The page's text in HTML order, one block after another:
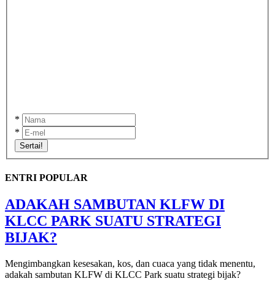
*
*
Sertai!
ENTRI POPULAR
ADAKAH SAMBUTAN KLFW DI
KLCC PARK SUATU STRATEGI
BIJAK?
Mengimbangkan kesesakan, kos, dan cuaca yang tidak menentu,
adakah sambutan KLFW di KLCC Park suatu strategi bijak?